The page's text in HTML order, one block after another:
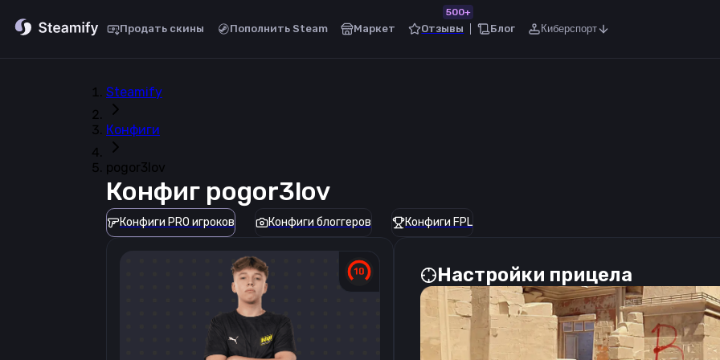
Продать скины Пополнить Steam Маркет Отзывы
500+
Блог Киберспорт
Steamify
Конфиги
pogor3lov
Конфиг pogor3lov
Конфиги PRO игроков Конфиги блоггеров Конфиги FPL
Настройки прицела